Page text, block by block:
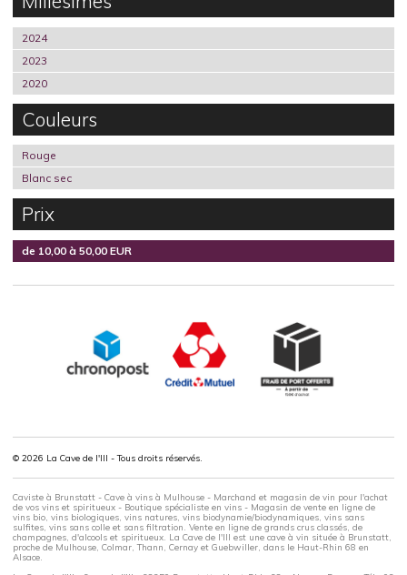
2024
2023
2020
Couleurs
Rouge
Blanc sec
Prix
de 10,00 à 50,00 EUR
© 2026 La Cave de l'Ill - Tous droits réservés.
Caviste à Brunstatt - Cave à vins à Mulhouse - Marchand et magasin de vin pour l'achat
de vos vins et spiritueux - Boutique spécialiste en vins - Magasin de vente en ligne de
vins bio, vins biologiques, vins natures, vins biodynamie/biodynamiques, vins sans
sulfites, vins sans colle et sans filtration. Vente en ligne de grands crus classés, de
champagnes, d'alcools et spiritueux. La Cave de l'Ill est une cave à vin située à Brunstatt,
proche de Mulhouse, Colmar, Thann, Cernay et Guebwiller, dans le Haut-Rhin 68 en
Alsace.